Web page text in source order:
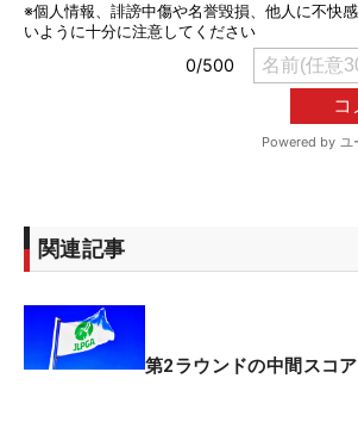
関連記事
第2ラウンドの中間スコア